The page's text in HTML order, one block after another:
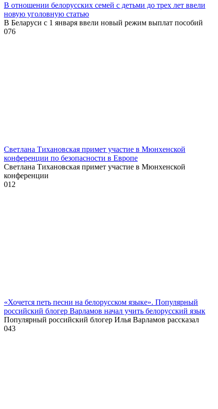
В отношении белорусских семей с детьми до трех лет ввели
новую уголовную статью
В Беларуси с 1 января ввели новый режим выплат пособий
076
Светлана Тихановская примет участие в Мюнхенской
конференции по безопасности в Европе
Светлана Тихановская примет участие в Мюнхенской
конференции
012
«Хочется петь песни на белорусском языке». Популярный
российский блогер Варламов начал учить белорусский язык
Популярный российский блогер Илья Варламов рассказал
043